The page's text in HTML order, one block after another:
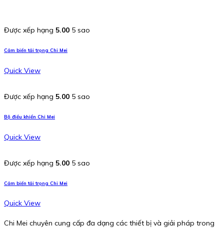
Được xếp hạng 5.00 5 sao
Cảm biến tải trọng Chi Mei
Quick View
Được xếp hạng 5.00 5 sao
Bộ điều khiển Chi Mei
Quick View
Được xếp hạng 5.00 5 sao
Cảm biến tải trọng Chi Mei
Quick View
Chi Mei chuyên cung cấp đa dạng các thiết bị và giải pháp trong